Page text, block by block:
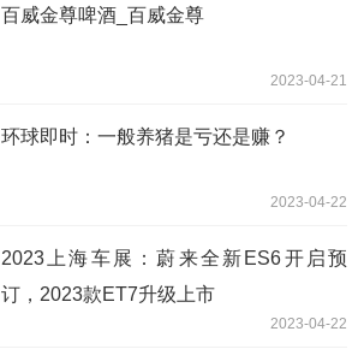
百威金尊啤酒_百威金尊
2023-04-21
环球即时：一般养猪是亏还是赚？
2023-04-22
2023上海车展：蔚来全新ES6开启预
订，2023款ET7升级上市
2023-04-22